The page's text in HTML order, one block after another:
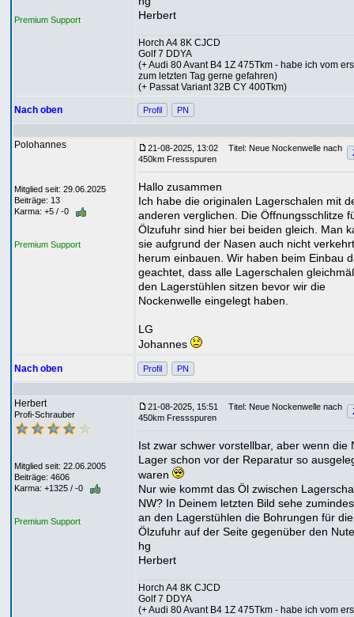
Premium Support
Herbert
Horch A4 8K CJCD
Golf 7 DDYA
(+ Audi 80 Avant B4 1Z 475Tkm - habe ich vom
zum letzten Tag gerne gefahren)
(+ Passat Variant 32B CY 400Tkm)
Nach oben Profil PN
Polohannes
Mitglied seit: 29.06.2025
Beiträge: 13
Karma: +5 / -0
Premium Support
21-08-2025, 13:02
Titel: Neue Nockenwelle nach
450km Fressspuren
Hallo zusammen
Ich habe die originalen Lagerschalen mit
anderen verglichen. Die Öffnungsschlitze
Ölzufuhr sind hier bei beiden gleich. Man
sie aufgrund der Nasen auch nicht verkehrt
herum einbauen. Wir haben beim Einbau
geachtet, dass alle Lagerschalen
den Lagerstühlen sitzen bevor wir die
Nockenwelle eingelegt haben.
LG
Johannes
Nach oben Profil PN
Herbert
Profi-Schrauber
Mitglied seit: 22.06.2005
Beiträge: 4606
Karma: +1325 / -0
Premium Support
21-08-2025, 15:51
Titel: Neue Nockenwelle nach
450km Fressspuren
Ist zwar schwer vorstellbar, aber wenn die
Lager schon vor der Reparatur so
waren
Nur wie kommt das Öl zwischen
NW? In Deinem letzten Bild sehe
an den Lagerstühlen die Bohrungen für die
Ölzufuhr auf der Seite gegenüber den
hg
Herbert
Horch A4 8K CJCD
Golf 7 DDYA
(+ Audi 80 Avant B4 1Z 475Tkm - habe ich vom